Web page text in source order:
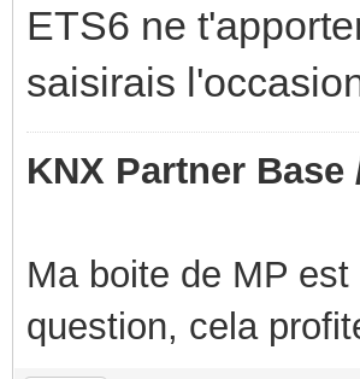
ETS6 ne
saisirais
KNX Partner Base
Ma boite de MP
question, cela